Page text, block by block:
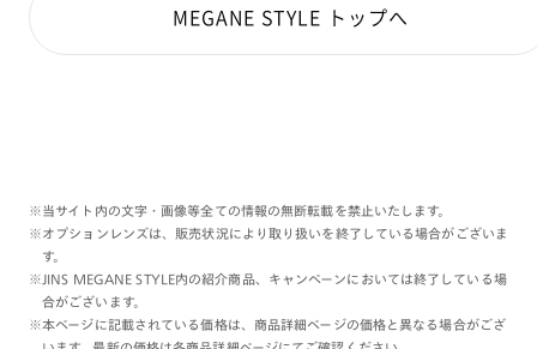
MEGANE STYLE トップへ
※当サイト内の文字・画像等全ての情報の無断転載を禁止いたします。
※オプションレンズは、販売状況により取り扱いを終了している場合がございま
す。
※JINS MEGANE STYLE内の紹介商品、キャンペーンにおいては終了している場
合がございます。
※本ページに記載されている価格は、商品詳細ページの価格と異なる場合がござ